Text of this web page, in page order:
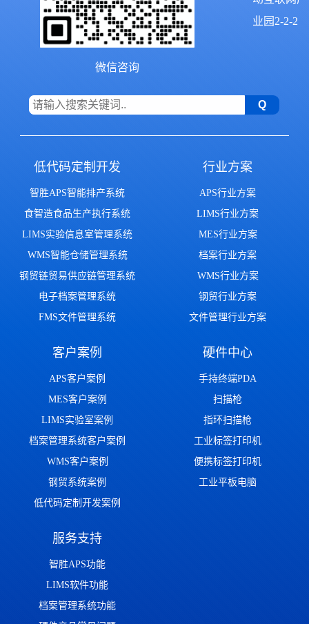
微信咨询
业园2-2-2
低代码定制开发
智胜APS智能排产系统
食智造食品生产执行系统
LIMS实验信息室管理系统
WMS智能仓储管理系统
钢贸链贸易供应链管理系统
电子档案管理系统
FMS文件管理系统
行业方案
APS行业方案
LIMS行业方案
MES行业方案
档案行业方案
WMS行业方案
钢贸行业方案
文件管理行业方案
客户案例
APS客户案例
MES客户案例
LIMS实验室案例
档案管理系统客户案例
WMS客户案例
钢贸系统案例
低代码定制开发案例
硬件中心
手持终端PDA
扫描枪
指环扫描枪
工业标签打印机
便携标签打印机
工业平板电脑
服务支持
智胜APS功能
LIMS软件功能
档案管理系统功能